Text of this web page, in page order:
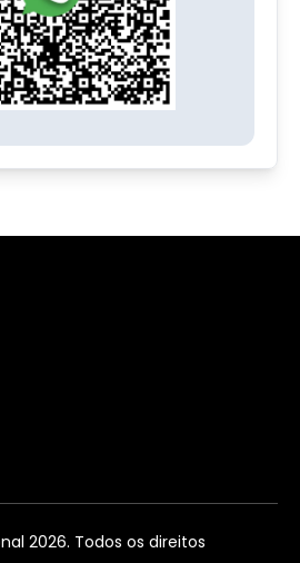
2026. Todos os direitos